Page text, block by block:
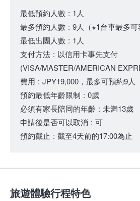
最低預約人數 : 1人
最多預約人數 : 9人 （※1台車最多
最低出團人數 : 1人
支付方法 : 以信用卡事先支付
(VISA/MASTER/AMERICAN
費用 : JPY19,000，最多可預約9人
預約最低年齡限制 : 0歲
必須有家長陪同的年齡 : 未満13歲
申請後是否可以取消 : 可
預約截止 : 截至4天前的17:00為止
旅遊體驗行程特色